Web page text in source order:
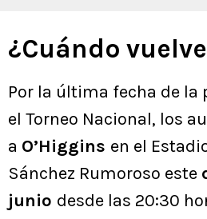
¿Cuándo
Por la última fecha de la
el Torneo Nacional, los
a O’Higgins en el
Sánchez Rumoroso este
junio desde las 20:30